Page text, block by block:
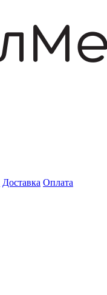
Доставка Оплата